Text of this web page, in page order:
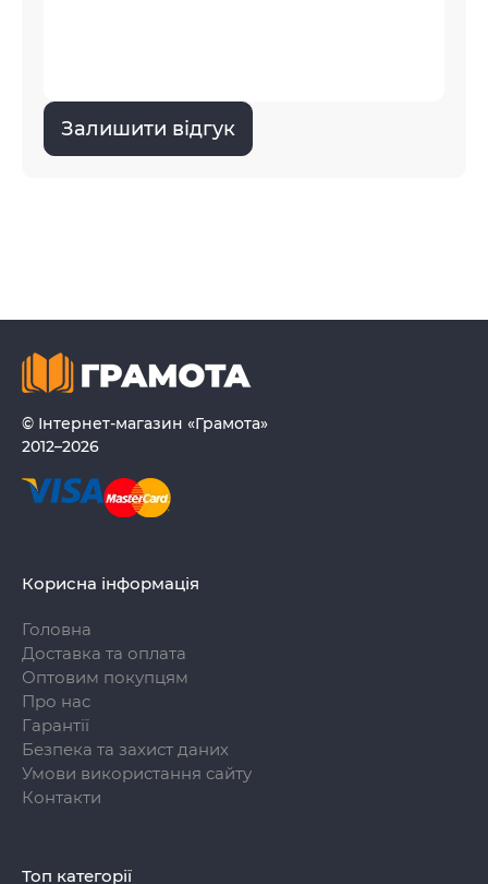
Залишити відгук
© Інтернет-магазин «Грамота»
2012–2026
Корисна інформація
Головна
Доставка та оплата
Оптовим покупцям
Про нас
Гарантії
Безпека та захист даних
Умови використання сайту
Контакти
Топ категорії